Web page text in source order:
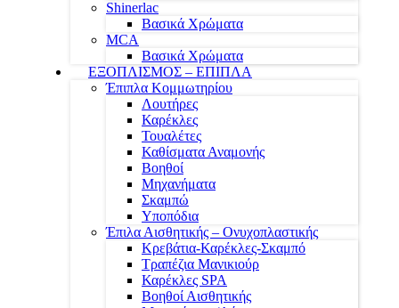
Shinerlac
Βασικά Χρώματα
MCA
Βασικά Χρώματα
ΕΞΟΠΛΙΣΜΟΣ – ΕΠΙΠΛΑ
Έπιπλα Κομμωτηρίου
Λουτήρες
Καρέκλες
Τουαλέτες
Καθίσματα Αναμονής
Βοηθοί
Μηχανήματα
Σκαμπώ
Υποπόδια
Έπιλα Αισθητικής – Ονυχοπλαστικής
Κρεβάτια-Καρέκλες-Σκαμπό
Τραπέζια Μανικιούρ
Καρέκλες SPA
Βοηθοί Αισθητικής